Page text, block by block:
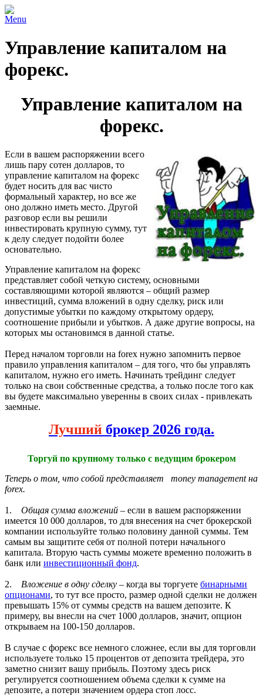
Menu
Управление капиталом на
форекс.
Управление капиталом на
форекс.
Если в вашем распоряжении всего
лишь пару сотен долларов, то
управление капиталом на форекс
будет носить для вас чисто
формальный характер, но все же
оно должно иметь место. Другой
разговор если вы решили
инвестировать крупную сумму, тут
к делу следует подойти более
основательно.
Управление капиталом на форекс
представляет собой четкую систему, основными
составляющими которой являются – общий размер
инвестиций, сумма вложений в одну сделку, риск или
допустимые убытки по каждому открытому ордеру,
соотношение прибыли и убытков. А даже другие вопросы, на
которых мы остановимся в данной статье.
Перед началом торговли на forex нужно запомнить первое
правило управления капиталом – для того, что бы управлять
капиталом, нужно его иметь. Начинать трейдинг следует
только на свои собственные средства, а только после того как
вы будете максимально уверенны в своих силах - привлекать
заемные.
Лучший брокер 2026 года.
Торгуй по крупному только с ведущим брокером
Теперь о том, что собой представляет money management на
forex.
1. Общая сумма вложений – если в вашем распоряжении
имеется 10 000 долларов, то для внесения на счет брокерской
компании используйте только половину данной суммы. Тем
самым вы защитите себя от полной потери начального
капитала. Вторую часть суммы можете временно положить в
банк или инвестиционный фонд.
2. Вложение в одну сделку – когда вы торгуете бинарными
опционами, то тут все просто, размер одной сделки не должен
превышать 15% от суммы средств на вашем депозите. К
примеру, вы внесли на счет 1000 долларов, значит, опцион
открываем на 100-150 долларов.
В случае с форекс все немного сложнее, если вы для торговли
используете только 15 процентов от депозита трейдера, это
заметно снизит вашу прибыль. Поэтому здесь риск
регулируется соотношением объема сделки к сумме на
депозите, а потери значением ордера стоп лосс.